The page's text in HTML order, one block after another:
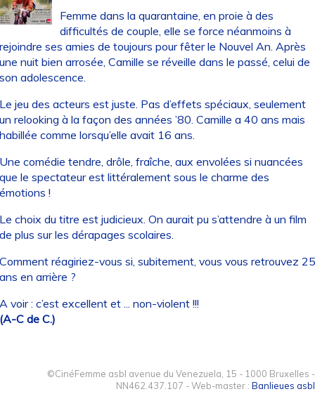
Femme dans la quarantaine, en proie à des
difficultés de couple, elle se force néanmoins à
ses amies de toujours pour fêter le Nouvel An. Après
nuit bien arrosée, Camille se réveille dans le passé, celui de
adolescence.
jeu des acteurs est juste. Pas d’effets spéciaux, seulement
relooking à la façon des années ’80. Camille a 40 ans mais
comme lorsqu’elle avait 16 ans.
comédie tendre, drôle, fraîche, aux envolées si nuancées
le spectateur est littéralement sous le charme des
!
choix du titre est judicieux. On aurait pu s’attendre à un film
plus sur les dérapages scolaires.
réagiriez-vous si, subitement, vous vous retrouvez 25
en arrière ?
voir : c’est excellent et ... non-violent !!!
C de C.)
©CinéFemme asbl avenue du Venezuela, 15 - 1000 Bruxelles -
NN462.437.107 - Web-master : Banlieues asbl